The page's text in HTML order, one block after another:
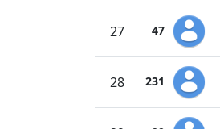
27 47
28 231